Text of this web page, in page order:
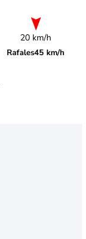
20 km/h
Rafales45 km/h